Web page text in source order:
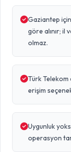
Gaziantep
göre alınır; il
olmaz.
Türk Telekom
erişim
Uygunluk
operasyon